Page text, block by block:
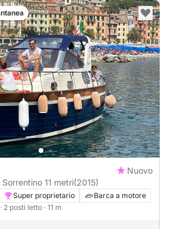
Nuovo
11 metri(2015)
Super proprietario
Barca a motore
· 2 posti letto · 11 m